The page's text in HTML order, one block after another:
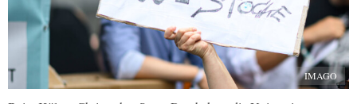
IMAGO